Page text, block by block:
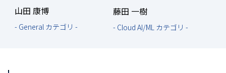
山田 康博
- General カテゴリ -
藤田 一樹
- Cloud AI/ML カテゴリ -